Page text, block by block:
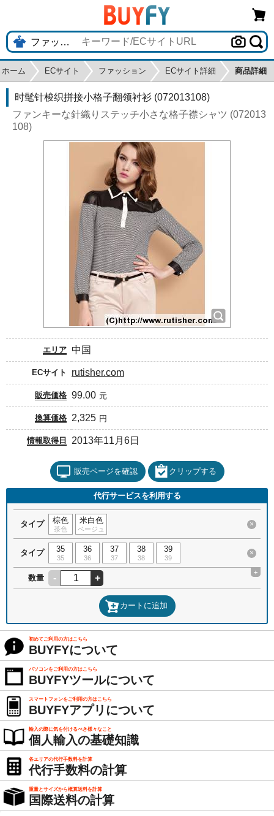
ホーム ECサイト ファッション ECサイト詳細 商品詳細
时髦针梭织拼接小格子翻领衬衫 (072013108)
ファンキーな針織りステッチ小さな格子襟シャツ (072013
108)
エリア 中国
ECサイト rutisher.com
販売価格 99.00 元
換算価格 2,325 円
情報取得日 2013年11月6日
販売ページを確認 クリップする
代行サービスを利用する
タイプ 棕色
茶色
米白色
ベージュ
×
タイプ 35
35
36
36
37
37
38
38
39
39
×
数量 - +
+
カートに追加
初めてご利用の方はこちら
BUYFYについて
パソコンをご利用の方はこちら
BUYFYツールについて
スマートフォンをご利用の方はこちら
BUYFYアプリについて
輸入の際に気を付けるべき様々なこと
個人輸入の基礎知識
各エリアの代行手数料を計算
代行手数料の計算
重量とサイズから概算送料を計算
国際送料の計算